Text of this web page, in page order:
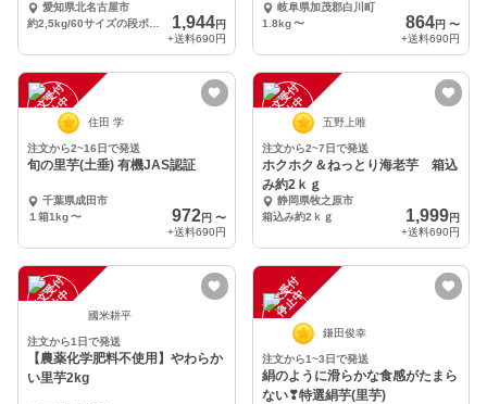
愛知県北名古屋市
1,944円
+送料690円
丸」岐阜県加茂郡白川町
1.8kg 〜 864円 〜
+送料690円
注
文
受
付
停
止
中 住田 学
注文から2~16日で発送
旬の里芋(土垂) 有機JAS認証
千葉県成田市
１箱1kg〜 972円 〜
+送料690円
注
文
受
付
停
止
中 五野上唯
注文から2~7日で発送
ホクホク＆ねっとり海老芋 箱込
み約2ｋｇ
静岡県牧之原市
箱込み約2ｋｇ
1,999円
+送料690円
注
文
受
付
停
止
中 國米耕平
注文から1日で発送
【農薬化学肥料不使用】やわらか
い里芋2kg
注
文
受
付
停
止
中
鎌田俊幸
注文から1~3日で発送
絹のように滑らかな食感がたまら
ない❣特選絹芋(里芋)